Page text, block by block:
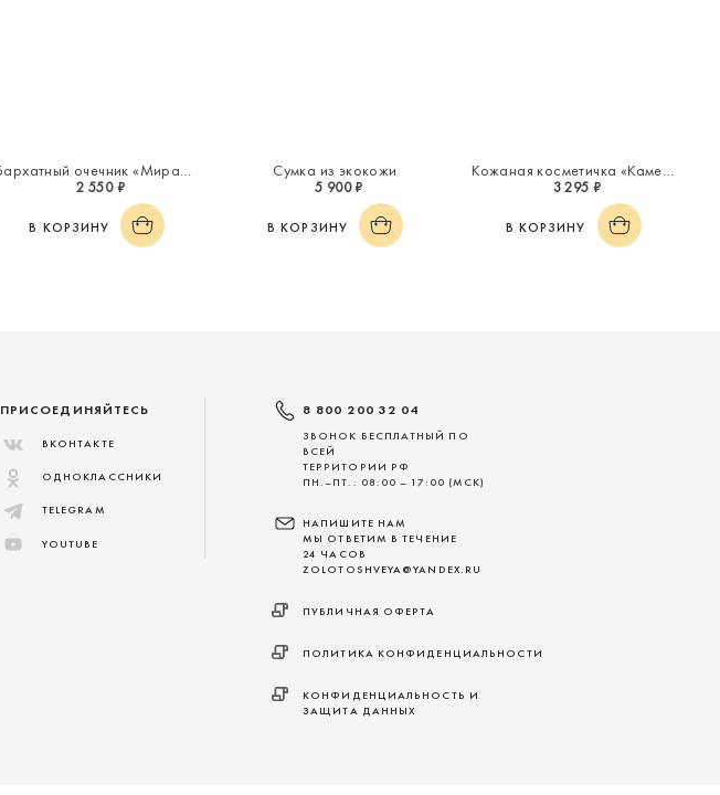
Бархатный очечник «Миражи»
2 550 ₽
В КОРЗИНУ
Сумка из экокожи
5 900 ₽
В КОРЗИНУ
Кожаная косметичка «Каменный цветок»
3 295 ₽
В КОРЗИНУ
ПРИСОЕДИНЯЙТЕСЬ
ВКОНТАКТЕ
ОДНОКЛАССНИКИ
TELEGRAM
YOUTUBE
8 800 200 32 04
ЗВОНОК БЕСПЛАТНЫЙ ПО
ВСЕЙ
ТЕРРИТОРИИ РФ
ПН.–ПТ.: 08:00 – 17:00 (МСК)
НАПИШИТЕ НАМ
МЫ ОТВЕТИМ В ТЕЧЕНИЕ
24 ЧАСОВ
ZOLOTOSHVEYA@YANDEX.RU
ПУБЛИЧНАЯ ОФЕРТА
ПОЛИТИКА КОНФИДЕНЦИАЛЬНОСТИ
КОНФИДЕНЦИАЛЬНОСТЬ И
ЗАЩИТА ДАННЫХ